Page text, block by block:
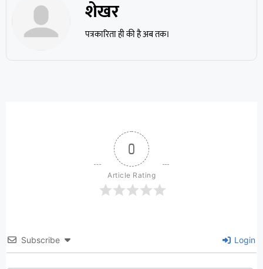
शेखर
पत्रकारिता ही की है अब तक।
0
Article Rating
Subscribe Login